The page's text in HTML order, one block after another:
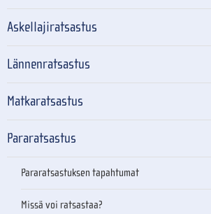
Askellajiratsastus
Lännenratsastus
Matkaratsastus
Pararatsastus
Pararatsastuksen tapahtumat
Missä voi ratsastaa?